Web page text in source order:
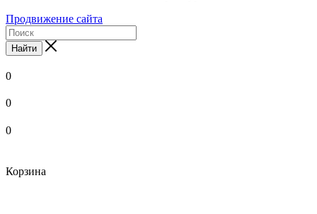
Продвижение сайта
Найти
0
0
0
Корзина